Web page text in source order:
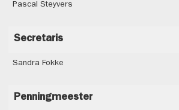
Pascal Steyvers
Secretaris
Sandra Fokke
Penningmeester